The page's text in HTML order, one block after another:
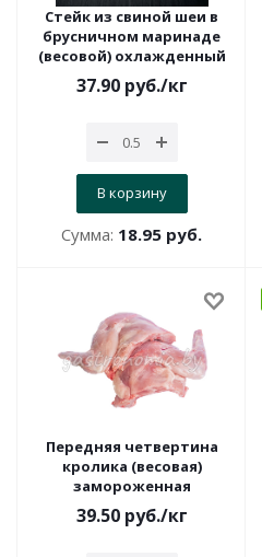
Стейк из свиной шеи в
брусничном маринаде
(весовой) охлажденный
37.90руб./кг
В корзину
Сумма: 18.95 руб.
Передняя четвертина
кролика (весовая)
замороженная
39.50руб./кг